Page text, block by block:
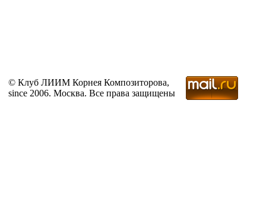
© Клуб ЛИИМ Корнея Композиторова,
since 2006. Москва. Все права защищены